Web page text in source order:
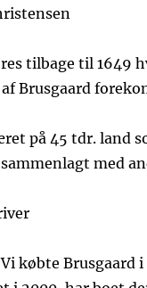
tilbage til 1649
Brusgaard
på 45 tdr. land
med
Vi købte Brusgaard i